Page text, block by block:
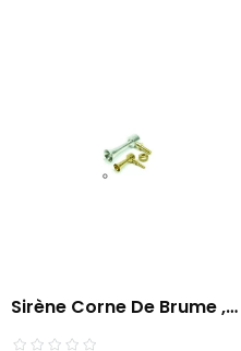
Sirène Corne De Brume ,
La...